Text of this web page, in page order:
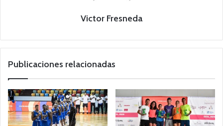
Victor Fresneda
Publicaciones relacionadas